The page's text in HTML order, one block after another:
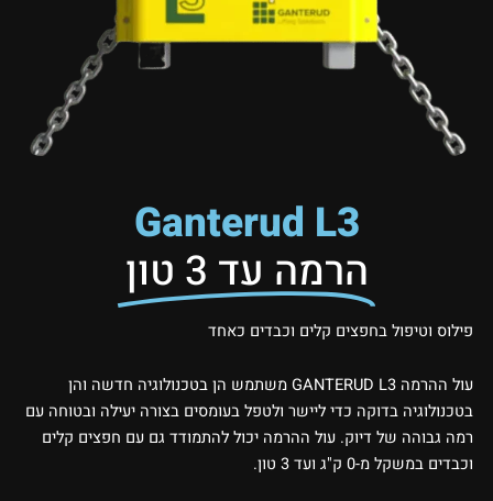
Ganterud L3
הרמה עד 3 טון
פילוס וטיפול בחפצים קלים וכבדים כאחד
עול ההרמה GANTERUD L3 משתמש הן בטכנולוגיה חדשה והן
בטכנולוגיה בדוקה כדי ליישר ולטפל בעומסים בצורה יעילה ובטוחה עם
רמה גבוהה של דיוק. עול ההרמה יכול להתמודד גם עם חפצים קלים
וכבדים במשקל מ-0 ק"ג ועד 3 טון.